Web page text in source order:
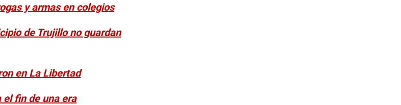
y armas en colegios
de Trujillo no guardan
en La Libertad
el fin de una era